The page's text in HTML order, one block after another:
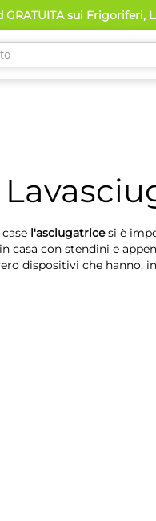
sui Frigoriferi,
l'asciugatricesi è
con stendini e
dispositivi che hanno,